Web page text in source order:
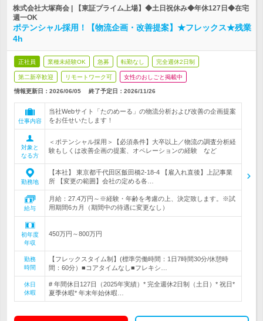
株式会社大塚商会 | 【東証プライム上場】◆土日祝休み◆年休127日◆在宅
週一OK
ポテンシャル採用！【物流企画・改善提案】★フレックス★残業
4h
正社員 業種未経験OK 急募 転勤なし 完全週休2日制
第二新卒歓迎 リモートワーク可 女性のおしごと掲載中
情報更新日：2026/06/05 終了予定日： 2026/11/26
仕事内容
当社Webサイト「たのめーる」の物流分析および改善の企画提案
をお任せいたします！
対象と
なる方
＜ポテンシャル採用＞【必須条件】大卒以上／物流の調査分析経
験もしくは改善企画の提案、オペレーションの経験 など
勤務地
【本社】 東京都千代田区飯田橋2-18-4 【雇入れ直後】上記事業
所 【変更の範囲】会社の定める各…
給与
月給：27.4万円～※経験・年齢を考慮の上、決定致します。※試
用期間6カ月（期間中の待遇に変更なし）
初年度
年収
450万円～800万円
勤務
時間
【フレックスタイム制】(標準労働時間：1日7時間30分/休憩時
間：60分）■コアタイムなし■フレキシ…
休日
休暇
# 年間休日127日（2025年実績）* 完全週休2日制（土日）* 祝日*
夏季休暇* 年末年始休暇…